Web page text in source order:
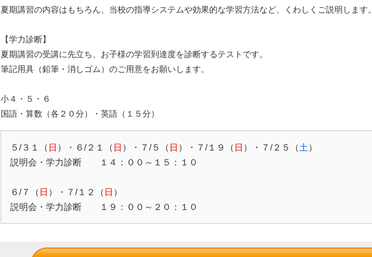
夏期講習の内容はもちろん、当校の指導システムや効果的な学習方法など、くわしくご説明します。
【学力診断】
夏期講習の受講に先立ち、お子様の学習到達度を診断するテストです。
筆記用具（鉛筆・消しゴム）のご用意をお願いします。
小４・５・６
国語・算数（各２０分）・英語（１５分）
５/３１（ 日 ）・６/２１（ 日 ）・７/５（ 日 ）・７/１９（ 日 ）・７/２５（土 ）
説明会・学力診断 １４：００～１５：１０
６/７（ 日 ）・７/１２（ 日 ）
説明会・学力診断 １９：００～２０：１０